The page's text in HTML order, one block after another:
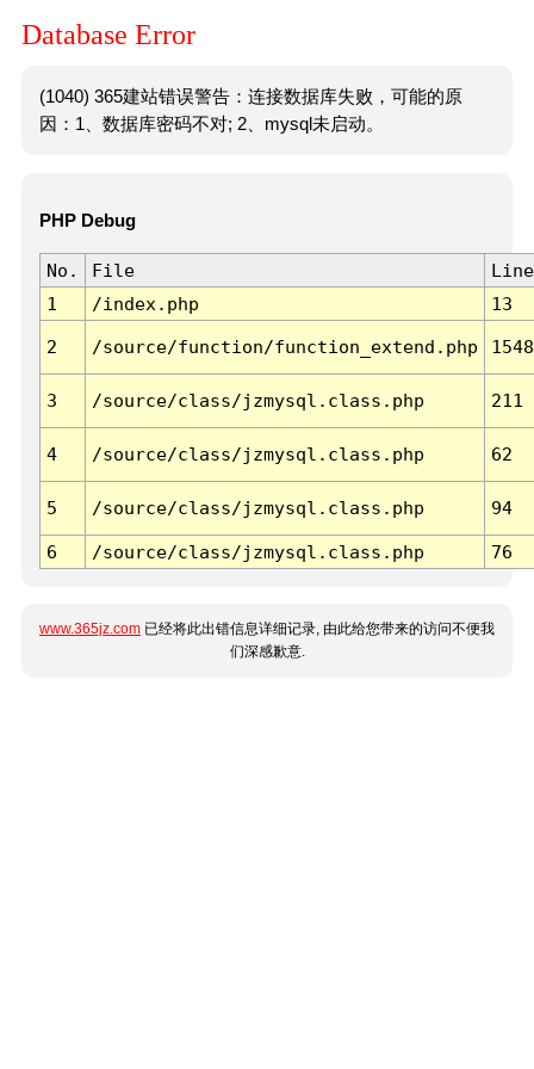
Database Error
(1040) 365建站错误警告：连接数据库失败，可能的原
因：1、数据库密码不对; 2、mysql未启动。
PHP Debug
No. File
Line
1
/index.php 13
2 /source/function/function_extend.php 1548
3 /source/class/jzmysql.class.php 211
4 /source/class/jzmysql.class.php 62
5 /source/class/jzmysql.class.php 94
6 /source/class/jzmysql.class.php 76
www.365jz.com 已经将此出错信息详细记录, 由此给您带来的访问不便我
们深感歉意.